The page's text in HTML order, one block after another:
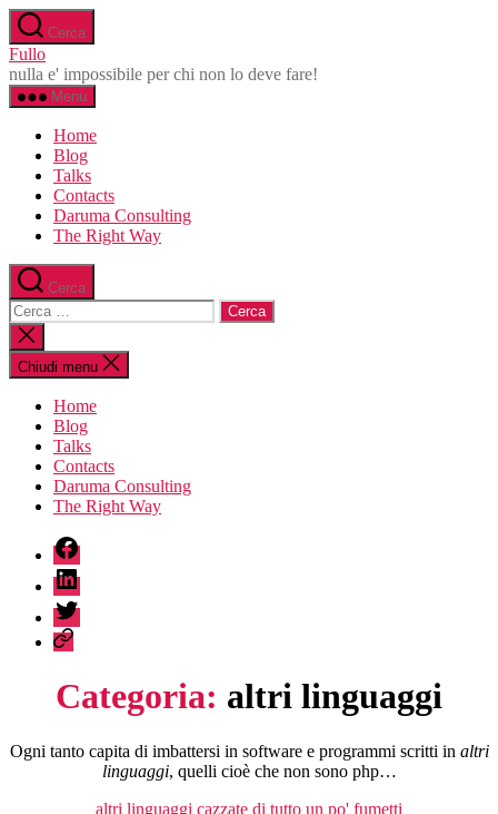
Salta
al
contenuto
Cerca
Fullo
nulla e' impossibile per chi non lo deve fare!
Menu
Home
Blog
Talks
Contacts
Daruma Consulting
The Right Way
Cerca
Cerca:
Chiudi
la
ricerca
Chiudi menu
Home
Blog
Talks
Contacts
Daruma Consulting
The Right Way
fb
linkedin
twitter
sessionize
Categoria: altri linguaggi
Ogni tanto capita di imbattersi in software e programmi scritti in altri
linguaggi, quelli cioè che non sono php…
Categorie
altri linguaggi cazzate di tutto un po' fumetti